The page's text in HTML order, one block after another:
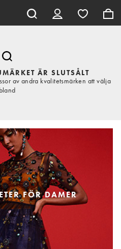
ÄR SLUTSÅLT
av andra kvalitetsmärken att välja
bland
FÖR DAMER